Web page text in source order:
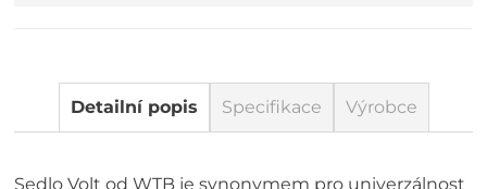
Detailní popis Specifikace Výrobce
Sedlo Volt od WTB je synonymem pro univerzálnost